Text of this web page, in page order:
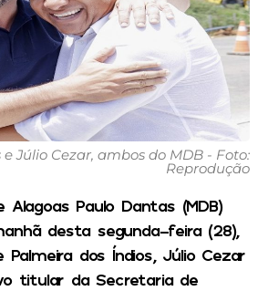
Júlio Cezar, ambos do MDB - Foto:
Reprodução
Alagoas Paulo Dantas (MDB)
desta segunda-feira (28),
dos Índios, Júlio Cezar
titular da Secretaria de